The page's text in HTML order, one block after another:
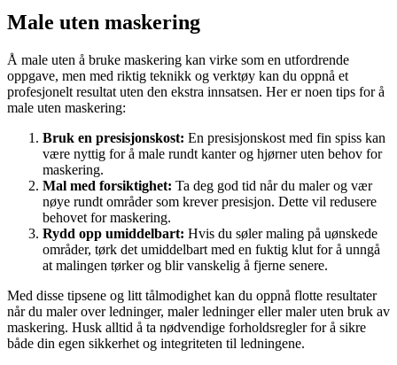
Male uten maskering
Å male uten å bruke maskering kan virke som en utfordrende
oppgave, men med riktig teknikk og verktøy kan du oppnå et
profesjonelt resultat uten den ekstra innsatsen. Her er noen tips for å
male uten maskering:
Bruk en presisjonskost: En presisjonskost med fin spiss kan
være nyttig for å male rundt kanter og hjørner uten behov for
maskering.
Mal med forsiktighet: Ta deg god tid når du maler og vær
nøye rundt områder som krever presisjon. Dette vil redusere
behovet for maskering.
Rydd opp umiddelbart: Hvis du søler maling på uønskede
områder, tørk det umiddelbart med en fuktig klut for å unngå
at malingen tørker og blir vanskelig å fjerne senere.
Med disse tipsene og litt tålmodighet kan du oppnå flotte resultater
når du maler over ledninger, maler ledninger eller maler uten bruk av
maskering. Husk alltid å ta nødvendige forholdsregler for å sikre
både din egen sikkerhet og integriteten til ledningene.